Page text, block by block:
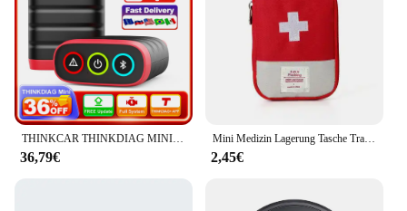
36,79€
Mini Medizin Lagerung Tasche Tragbare Erste Hilfe Medizinische Kit Reise Set Outdoor Camping Nützliche Notfall Überleben Tasche Pille Fall
2,45€